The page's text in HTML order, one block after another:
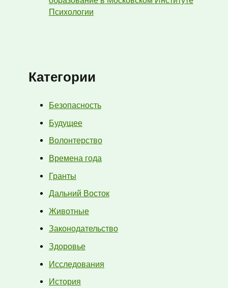
Психологии
Категории
Безопасность
Будущее
Волонтерство
Времена года
Гранты
Дальний Восток
Животные
Законодательство
Здоровье
Исследования
История